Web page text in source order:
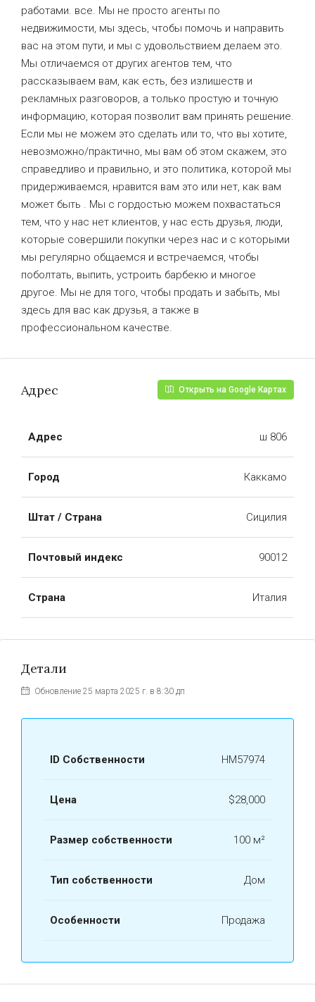
работами. все. Мы не просто агенты по
недвижимости, мы здесь, чтобы помочь и направить
вас на этом пути, и мы с удовольствием делаем это.
Мы отличаемся от других агентов тем, что
рассказываем вам, как есть, без излишеств и
рекламных разговоров, а только простую и точную
информацию, которая позволит вам принять решение.
Если мы не можем это сделать или то, что вы хотите,
невозможно/практично, мы вам об этом скажем, это
справедливо и правильно, и это политика, которой мы
придерживаемся, нравится вам это или нет, как вам
может быть . Мы с гордостью можем похвастаться
тем, что у нас нет клиентов, у нас есть друзья, люди,
которые совершили покупки через нас и с которыми
мы регулярно общаемся и встречаемся, чтобы
поболтать, выпить, устроить барбекю и многое
другое. Мы не для того, чтобы продать и забыть, мы
здесь для вас как друзья, а также в
профессиональном качестве.
Адрес Открыть на Google Картах
Адрес ш 806
Город Каккамо
Штат / Страна Сицилия
Почтовый индекс 90012
Страна Италия
Детали
Обновление 25 марта 2025 г. в 8:30 дп
ID Собственности HM57974
Цена $28,000
Размер собственности 100 м²
Тип собственности Дом
Особенности Продажа